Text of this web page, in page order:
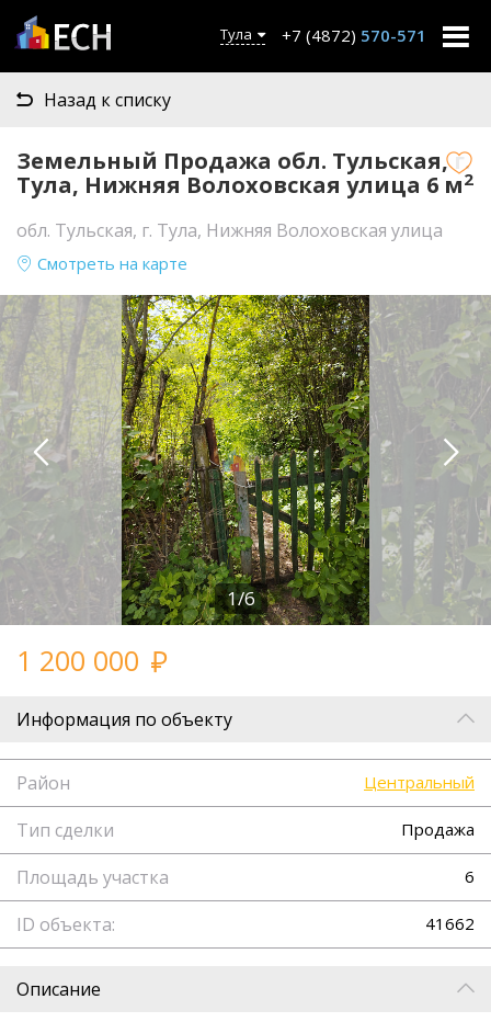
Тула +7 (4872) 570-571
Назад к списку
Земельный Продажа обл. Тульская, г.
Тула, Нижняя Волоховская улица 6 м2
обл. Тульская, г. Тула, Нижняя Волоховская улица
Смотреть на карте
1/6
1 200 000
Информация по объекту
Район Центральный
Тип сделки Продажа
Площадь участка 6
ID объекта: 41662
Описание